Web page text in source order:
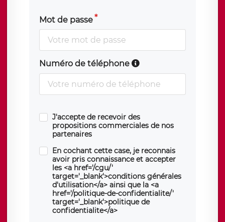
Mot de passe
Numéro de téléphone
J'accepte de recevoir des
propositions commerciales de nos
partenaires
En cochant cette case, je reconnais
avoir pris connaissance et accepter
les <a href='/cgu/'
target='_blank'>conditions générales
d'utilisation</a> ainsi que la <a
href='/politique-de-confidentialite/'
target='_blank'>politique de
confidentialite</a>